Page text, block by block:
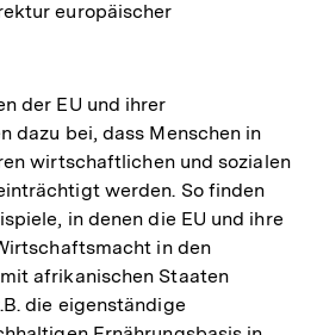
europäischer
der EU und ihrer
dazu bei, dass Menschen in
wirtschaftlichen und sozialen
werden. So finden
in denen die EU und ihre
in den
afrikanischen Staaten
die eigenständige